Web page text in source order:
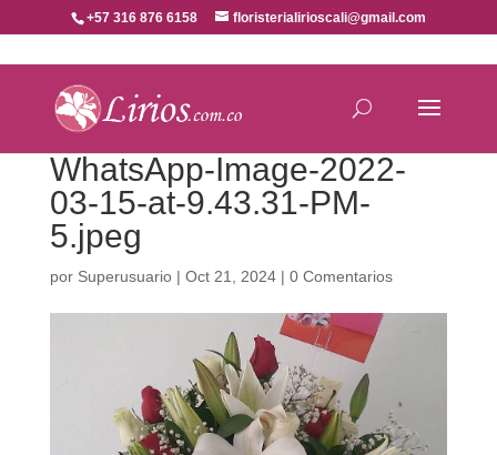
+57 316 876 6158 floristerialirioscali@gmail.com
WhatsApp-Image-2022-
03-15-at-9.43.31-PM-
5.jpeg
por Superusuario| Oct 21, 2024| 0 Comentarios